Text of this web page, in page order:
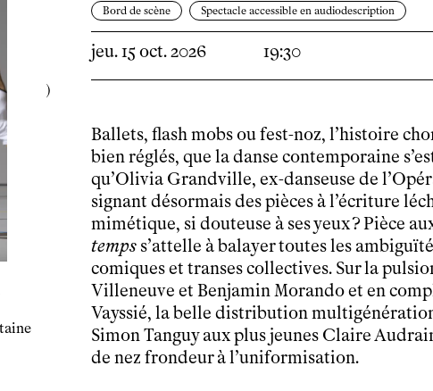
Bord de scène Spectacle accessible en audiodescription
jeu.15 oct.2026 19:30
Ballets, flash mobs ou fest-noz, l’histoire
bien réglés, que la danse contemporaine
qu’Olivia Grandville, ex-danseuse de
signant désormais des pièces à l’écriture
mimétique, si douteuse à ses yeux ? Pièce
tempss’attelle à balayer toutes les
comiques et transes collectives. Sur la
Villeneuve et Benjamin Morando et en
Vayssié, la belle distribution
Simon Tanguy aux plus jeunes Claire
de nez frondeur à l’uniformisation.
L'école
Formation supérieure
Les Promotions
Classe Égalité
Insertion professionnelle
Soutenir l'école
Partenaires
Infos pratiques
Horaires et contacts
Tarifs, cartes et pass
Arriver au tnba
Accessibilité
Bar / La Petite Sœur
FAQ